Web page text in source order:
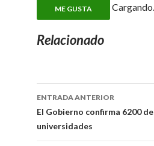
ME GUSTA
Relacionado
Navegador
de
ENTRADA ANTERIOR
El Gobierno confirma 6200
universidades